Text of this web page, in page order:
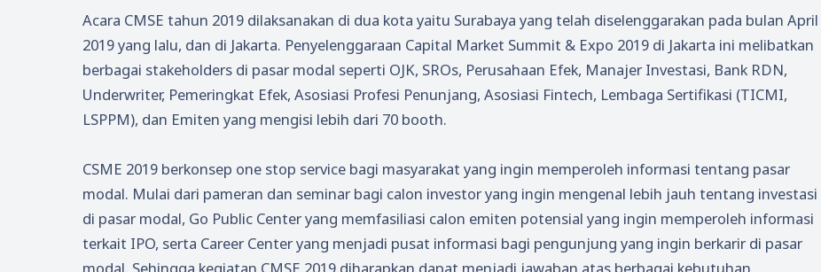
Acara CMSE tahun 2019 dilaksanakan di dua kota yaitu Surabaya yang telah diselenggarakan pada bulan April
2019 yang lalu, dan di Jakarta. Penyelenggaraan Capital Market Summit & Expo 2019 di Jakarta ini melibatkan
berbagai stakeholders di pasar modal seperti OJK, SROs, Perusahaan Efek, Manajer Investasi, Bank RDN,
Underwriter, Pemeringkat Efek, Asosiasi Profesi Penunjang, Asosiasi Fintech, Lembaga Sertifikasi (TICMI,
LSPPM), dan Emiten yang mengisi lebih dari 70 booth.
CSME 2019 berkonsep one stop service bagi masyarakat yang ingin memperoleh informasi tentang pasar
modal. Mulai dari pameran dan seminar bagi calon investor yang ingin mengenal lebih jauh tentang investasi
di pasar modal, Go Public Center yang memfasiliasi calon emiten potensial yang ingin memperoleh informasi
terkait IPO, serta Career Center yang menjadi pusat informasi bagi pengunjung yang ingin berkarir di pasar